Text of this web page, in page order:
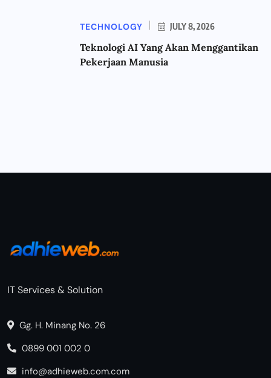
TECHNOLOGY JULY 8, 2026
Teknologi AI Yang Akan Menggantikan
Pekerjaan Manusia
IT Services & Solution
Gg. H. Minang No. 26
0899 001 002 0
info@adhieweb.com.com